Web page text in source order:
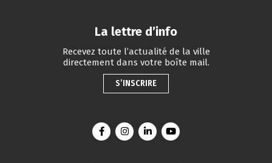
La lettre d’info
Recevez toute l’actualité de la ville
directement dans votre boîte mail.
S’INSCRIRE
Lien vers le compte Facebook
Lien vers le compte Instagram
Lien vers le compte Linkedin
Lien vers la chaîne